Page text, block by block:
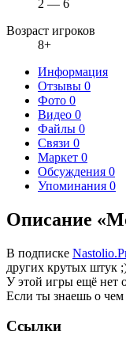
2 — 6
Возраст игроков
8+
Информация
Отзывы 0
Фото 0
Видео 0
Файлы 0
Связи 0
Маркет 0
Обсуждения 0
Упоминания 0
Описание
В подписке
других крутых штук
У этой игры ещё нет
Если ты знаешь о
Ссылки